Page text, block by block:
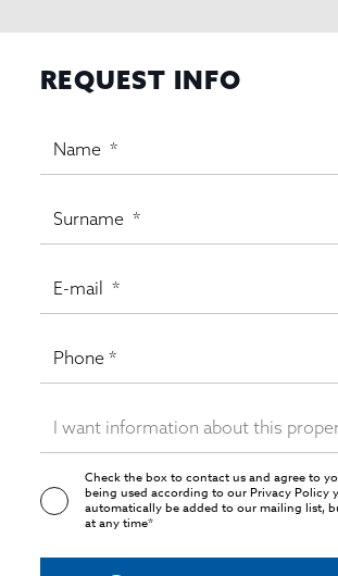
REQUEST INFO
Check the box to contact us and agree to
being used according to ourPrivacy Policy
automatically be added to our mailing list,
at any time*